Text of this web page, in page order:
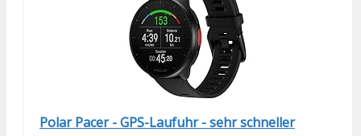
Polar Pacer - GPS-Laufuhr - sehr schneller